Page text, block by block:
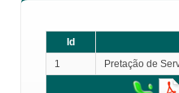
Id
1
Pretação de